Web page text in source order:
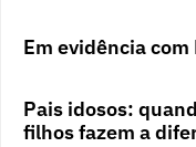
Em evidência
Pais idosos:
filhos fazem a